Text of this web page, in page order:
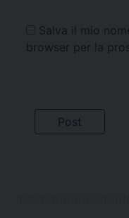
Salva il mio
browser per la